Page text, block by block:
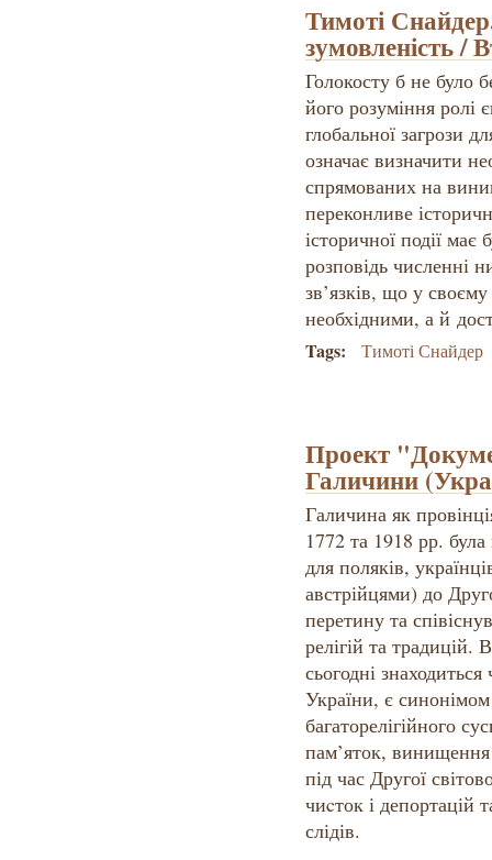
Тимоті
зумовленість /
Голокосту б не було
його розуміння ролі
глобальної загрози
означає визначити
спрямованих на
переконливе
історичної події
розповідь численні
зв’язків, що у
необхідними, а й
Tags: Тимоті Снайдер
Проект
Галичини
Галичина як
1772 та 1918 рр.
для поляків,
австрійцями) до
перетину та
релігій та традицій.
сьогодні
України, є синонімом
багаторелігійного
пам’яток,
під час Другої
чиcток і депортацій
слідів.